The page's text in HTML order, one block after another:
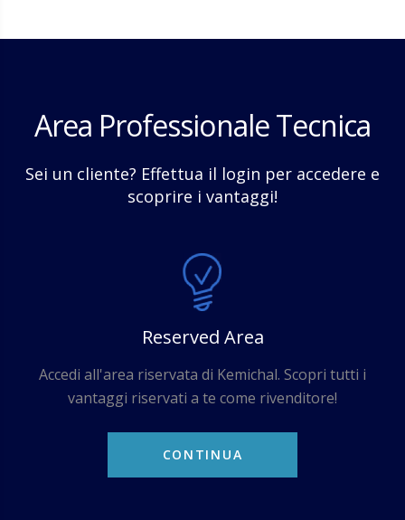
Area Professionale Tecnica
Sei un cliente? Effettua il login per accedere e
scoprire i vantaggi!
Reserved Area
Accedi all'area riservata di Kemichal. Scopri tutti i
vantaggi riservati a te come rivenditore!
CONTINUA